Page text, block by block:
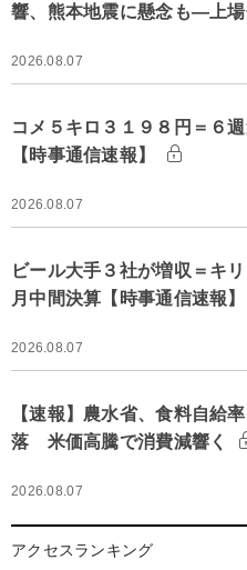
響、熊本地震に懸念も―上
2026.08.07
コメ５キロ３１９８円＝６
【時事通信速報】
2026.08.07
ビール大手３社が増収＝キ
月中間決算【時事通信速報】
2026.08.07
【速報】農水省、食料自給
落 米価高騰で消費減響く
2026.08.07
アクセスランキング